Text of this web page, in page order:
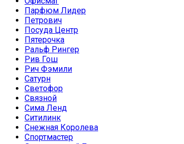
Парфюм Лидер
Петрович
Посуда Центр
Пятерочка
Ральф Рингер
Рив Гош
Рич Фэмили
Сатурн
Светофор
Связной
Сима Ленд
Ситилинк
Снежная Королева
Спортмастер